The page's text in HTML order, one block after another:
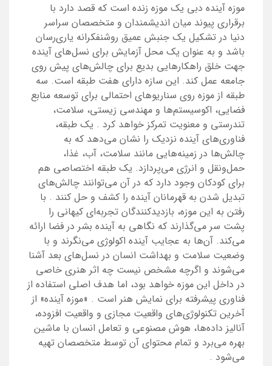
موزه آینده دبی یک موزه‌ زنده است که قصد دارد با
برقراری پیوند میان اندیشمندان و متخصصان سراسر
دنیا در تشکیل یک جنبش عمیق روشنفکرانه یاری‌رسان
باشد و به عنوان یک محل آزمایش برای نسل‌های آینده
جهت خلق راهکارهایی بدیع برای چالش‌های پیش روی
جامعه عمل کند. این سازه دارای هفت طبقه است. سه
طبقه از موزه روی سناریوهای احتمالی برای توسعه منابع
فضایی، اکوسیستم‌ها و مهندسی زیستی، سلامت،
تندرستی و معنویت تمرکز خواهد کرد . یک طبقه،
فناوری‌های آینده نزدیک را نشان می‌دهد که به
چالش‌ها در زمینه‌هایی مانند سلامت، آب، غذا،
حمل‌ونقل و انرژی می‌پردازد. یک طبقه اختصاصی هم
برای کودکان وجود دارد که در آن می‌توانند چالش‌های
تبدیل شدن به قهرمانان آینده را کشف و حل کنند . با
رفتن به این موزه، بازدیدکنندگان تجربه‌ای کیهانی را
پشت سر می‌گذارند که نگاهی به آینده‌ بشر در فضا ارائه
می‌کند. آن‌ها به عجایب آینده‌ اکولوژی می‌نگرند و با
وضعیت سلامت و بهداشت انسان در نسل‌های بعد آشنا
می‌شوند و اگرچه مشخص نیست چه اثر هنری خاصی
در داخل این موزه خواهد بود، اما هدف اصلی استفاده از
فناوری پیشرفته برای نمایش هنر است . «موزه‌ آینده» از
آخرین تکنولوژی‌های واقعیت مجازی و واقعیت افزوده،
آنالیز داده‌ها، هوش مصنوعی و تعامل انسان با ماشین
بهره می‌برد و تمام محتوای آن توسط متخصصان تهیه
می‌شود .